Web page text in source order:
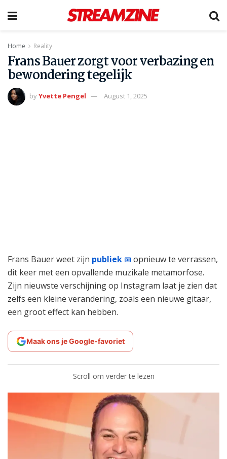
Home Reality
Frans Bauer zorgt voor verbazing en
bewondering tegelijk
byYvette Pengel August 1, 2025
Frans Bauer weet zijn publiek
opnieuw te verrassen,
dit keer met een opvallende muzikale metamorfose.
Zijn nieuwste verschijning op Instagram laat je zien dat
zelfs een kleine verandering, zoals een nieuwe gitaar,
een groot effect kan hebben.
Maak ons je Google-favoriet
Scroll om verder te lezen